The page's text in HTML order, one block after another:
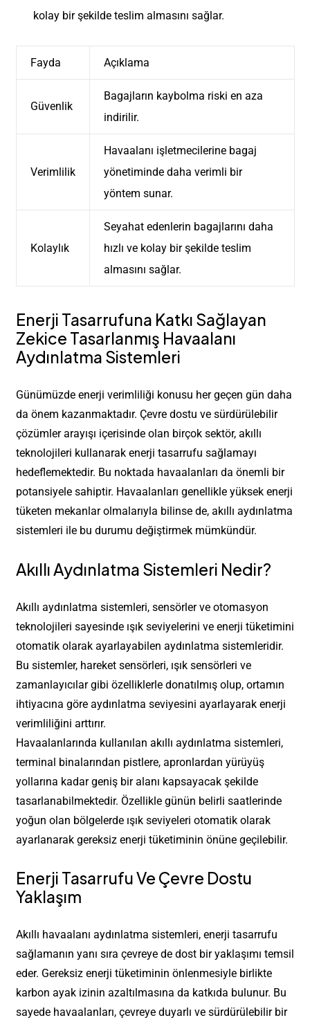
kolay bir şekilde teslim almasını sağlar.
Fayda Açıklama
Güvenlik
Bagajların kaybolma riski en aza
indirilir.
Verimlilik
Havaalanı işletmecilerine bagaj
yönetiminde daha verimli bir
yöntem sunar.
Kolaylık
Seyahat edenlerin bagajlarını daha
hızlı ve kolay bir şekilde teslim
almasını sağlar.
Enerji Tasarrufuna Katkı Sağlayan
Zekice Tasarlanmış Havaalanı
Aydınlatma Sistemleri
Günümüzde enerji verimliliği konusu her geçen gün daha
da önem kazanmaktadır. Çevre dostu ve sürdürülebilir
çözümler arayışı içerisinde olan birçok sektör, akıllı
teknolojileri kullanarak enerji tasarrufu sağlamayı
hedeflemektedir. Bu noktada havaalanları da önemli bir
potansiyele sahiptir. Havaalanları genellikle yüksek enerji
tüketen mekanlar olmalarıyla bilinse de, akıllı aydınlatma
sistemleri ile bu durumu değiştirmek mümkündür.
Akıllı Aydınlatma Sistemleri Nedir?
Akıllı aydınlatma sistemleri, sensörler ve otomasyon
teknolojileri sayesinde ışık seviyelerini ve enerji tüketimini
otomatik olarak ayarlayabilen aydınlatma sistemleridir.
Bu sistemler, hareket sensörleri, ışık sensörleri ve
zamanlayıcılar gibi özelliklerle donatılmış olup, ortamın
ihtiyacına göre aydınlatma seviyesini ayarlayarak enerji
verimliliğini arttırır.
Havaalanlarında kullanılan akıllı aydınlatma sistemleri,
terminal binalarından pistlere, apronlardan yürüyüş
yollarına kadar geniş bir alanı kapsayacak şekilde
tasarlanabilmektedir. Özellikle günün belirli saatlerinde
yoğun olan bölgelerde ışık seviyeleri otomatik olarak
ayarlanarak gereksiz enerji tüketiminin önüne geçilebilir.
Enerji Tasarrufu Ve Çevre Dostu
Yaklaşım
Akıllı havaalanı aydınlatma sistemleri, enerji tasarrufu
sağlamanın yanı sıra çevreye de dost bir yaklaşımı temsil
eder. Gereksiz enerji tüketiminin önlenmesiyle birlikte
karbon ayak izinin azaltılmasına da katkıda bulunur. Bu
sayede havaalanları, çevreye duyarlı ve sürdürülebilir bir